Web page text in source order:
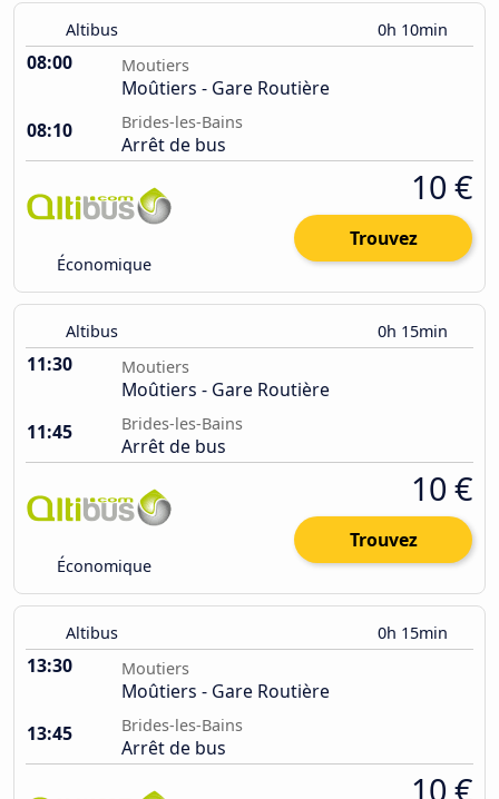
Altibus 0h 10min
08:00 Moutiers
Moûtiers - Gare Routière
08:10
Brides-les-Bains
Arrêt de bus
Économique
10 €
Trouvez
Altibus 0h 15min
11:30 Moutiers
Moûtiers - Gare Routière
11:45
Brides-les-Bains
Arrêt de bus
Économique
10 €
Trouvez
Altibus 0h 15min
13:30 Moutiers
Moûtiers - Gare Routière
13:45
Brides-les-Bains
Arrêt de bus
10 €